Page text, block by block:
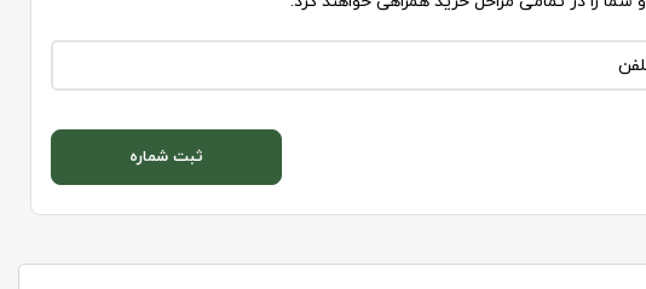
ثبت شماره